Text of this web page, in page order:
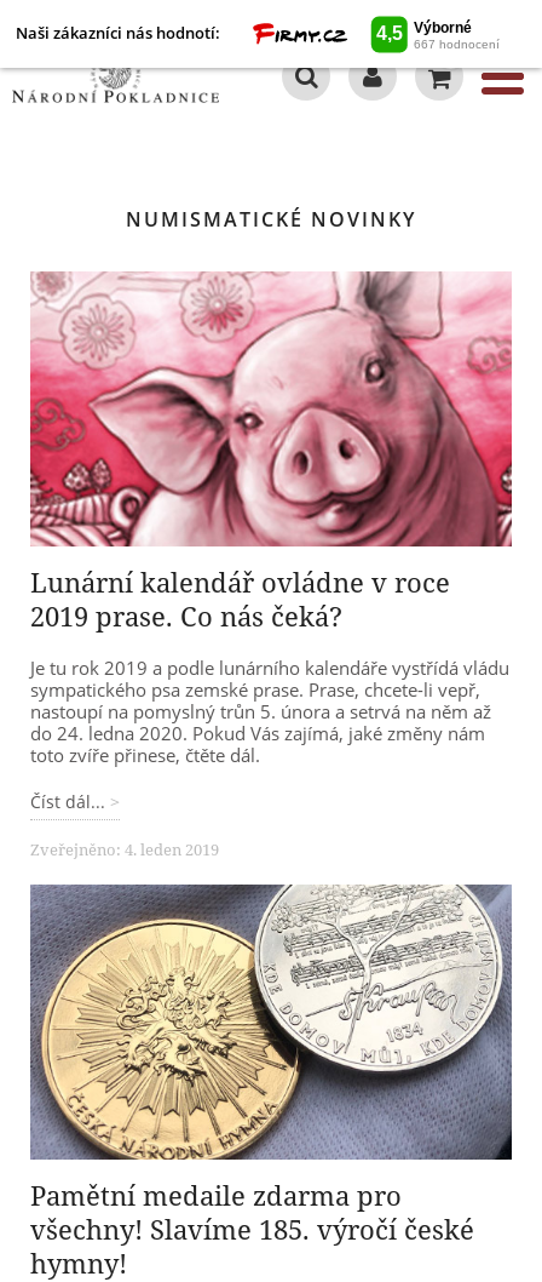
Naši zákazníci nás hodnotí:
NUMISMATICKÉ NOVINKY
Lunární kalendář ovládne v roce
2019 prase. Co nás čeká?
Je tu rok 2019 a podle lunárního kalendáře vystřídá vládu
sympatického psa zemské prase. Prase, chcete-li vepř,
nastoupí na pomyslný trůn 5. února a setrvá na něm až
do 24. ledna 2020. Pokud Vás zajímá, jaké změny nám
toto zvíře přinese, čtěte dál.
Číst dál...
Zveřejněno: 4. leden 2019
Pamětní medaile zdarma pro
všechny! Slavíme 185. výročí české
hymny!